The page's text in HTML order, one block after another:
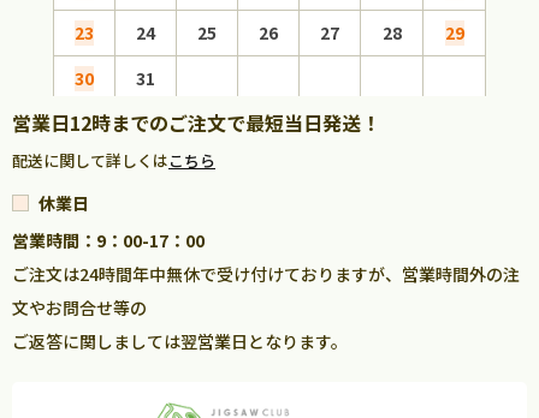
23
24 25 26 27 28
29
30
31
営業日12時までのご注文で最短当日発送！
配送に関して詳しくはこちら
休業日
営業時間：9：00-17：00
ご注文は24時間年中無休で受け付けておりますが、営業時間外の注
文やお問合せ等の
ご返答に関しましては翌営業日となります。